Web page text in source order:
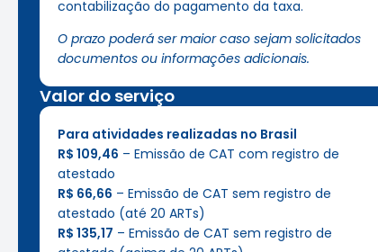
contabilização do pagamento da taxa.
O prazo poderá ser maior caso sejam solicitados
documentos ou informações adicionais.
Valor do serviço
Para atividades realizadas no Brasil
R$ 109,46 – Emissão de CAT com registro de
atestado
R$ 66,66 – Emissão de CAT sem registro de
atestado (até 20 ARTs)
R$ 135,17 – Emissão de CAT sem registro de